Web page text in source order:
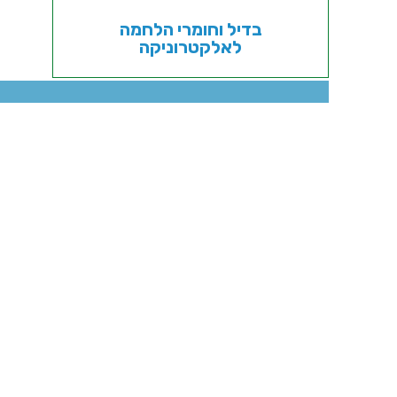
בדיל וחומרי הלחמה
לאלקטרוניקה